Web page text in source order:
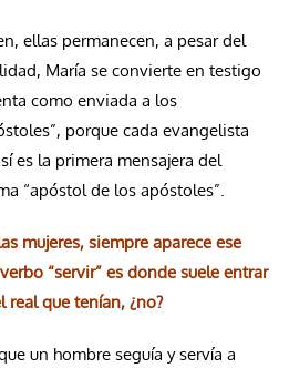
ellas permanecen, a pesar del
María se convierte en testigo
como enviada a los
porque cada evangelista
es la primera mensajera del
“apóstol de los apóstoles”.
mujeres, siempre aparece ese
“servir” es donde suele entrar
real que tenían, ¿no?
un hombre seguía y servía a